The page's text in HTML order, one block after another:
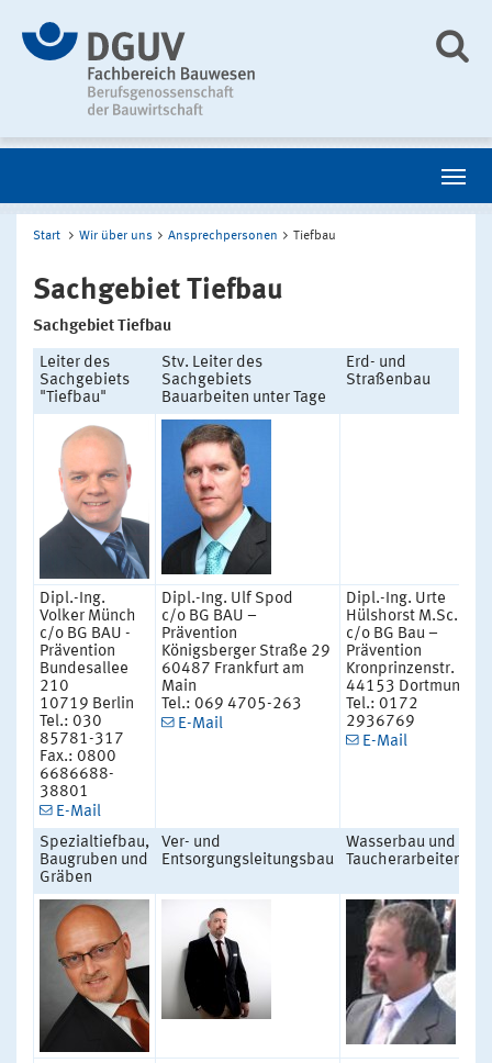
Start Wir über uns Ansprechpersonen Tiefbau
Sachgebiet Tiefbau
Sachgebiet Tiefbau
Leiter des
Sachgebiets
"Tiefbau"
Stv. Leiter des
Sachgebiets
Bauarbeiten unter Tage
Erd- und
Straßenbau
Dipl.-Ing.
Volker Münch
c/o BG BAU -
Prävention
Bundesallee
210
10719 Berlin
Tel.: 030
85781-317
Fax.: 0800
6686688-
38801
E-Mail
Dipl.-Ing. Ulf Spod
c/o BG BAU –
Prävention
Königsberger Straße 29
60487 Frankfurt am
Main
Tel.: 069 4705-263
E-Mail
Dipl.-Ing. Urte
Hülshorst M.Sc.
c/o BG Bau –
Prävention
Kronprinzenstr. 67
44153 Dortmund
Tel.: 0172
2936769
E-Mail
Spezialtiefbau,
Baugruben und
Gräben
Ver- und
Entsorgungsleitungsbau
Wasserbau und
Taucherarbeiten